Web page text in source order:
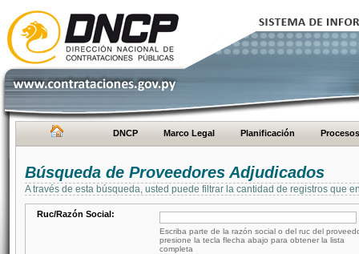
DNCP Marco Legal Planificación Procesos
Búsqueda de Proveedores Adjudicados
A través de esta búsqueda, usted puede filtrar la cantidad de registros que
Ruc/Razón Social:
Escriba parte de la razón social o del ruc del
presione la tecla flecha abajo para obtener la lista
completa